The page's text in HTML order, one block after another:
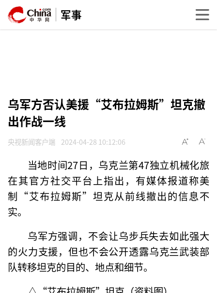
军事
乌军方否认美援“艾布拉姆斯”坦克撤
出作战一线
央视新闻客户端 2024-04-28 10:12:06
当地时间27日，乌克兰第47独立机械化旅
在其官方社交平台上指出，有媒体报道称美
制“艾布拉姆斯”坦克从前线撤出的信息不
实。
乌军方强调，不会让乌步兵失去如此强大
的火力支援，但也不会公开透露乌克兰武装部
队转移坦克的目的、地点和细节。